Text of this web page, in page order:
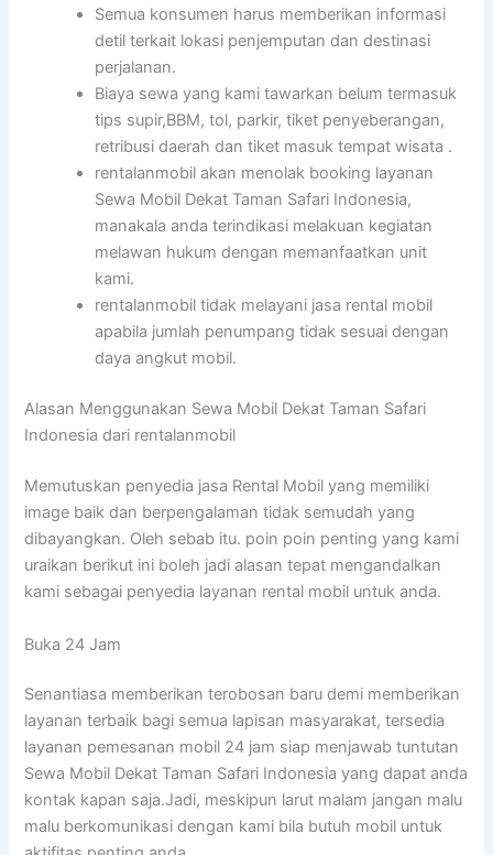
Semua konsumen harus memberikan informasi
detil terkait lokasi penjemputan dan destinasi
perjalanan.
Biaya sewa yang kami tawarkan belum termasuk
tips supir,BBM, tol, parkir, tiket penyeberangan,
retribusi daerah dan tiket masuk tempat wisata .
rentalanmobil akan menolak booking layanan
Sewa Mobil Dekat Taman Safari Indonesia,
manakala anda terindikasi melakuan kegiatan
melawan hukum dengan memanfaatkan unit
kami.
rentalanmobil tidak melayani jasa rental mobil
apabila jumlah penumpang tidak sesuai dengan
daya angkut mobil.
Alasan Menggunakan Sewa Mobil Dekat Taman Safari
Indonesia dari rentalanmobil
Memutuskan penyedia jasa Rental Mobil yang memiliki
image baik dan berpengalaman tidak semudah yang
dibayangkan. Oleh sebab itu. poin poin penting yang kami
uraikan berikut ini boleh jadi alasan tepat mengandalkan
kami sebagai penyedia layanan rental mobil untuk anda.
Buka 24 Jam
Senantiasa memberikan terobosan baru demi memberikan
layanan terbaik bagi semua lapisan masyarakat, tersedia
layanan pemesanan mobil 24 jam siap menjawab tuntutan
Sewa Mobil Dekat Taman Safari Indonesia yang dapat anda
kontak kapan saja.Jadi, meskipun larut malam jangan malu
malu berkomunikasi dengan kami bila butuh mobil untuk